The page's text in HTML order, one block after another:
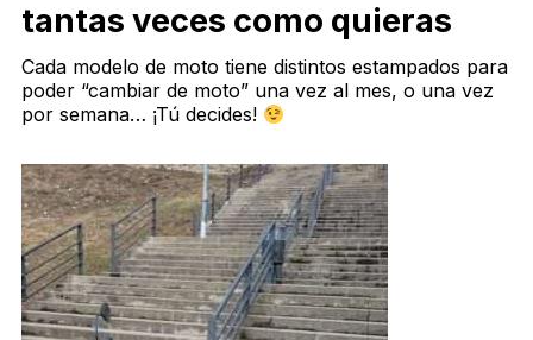
tantas veces como quieras
Cada modelo de moto tiene distintos estampados para
poder “cambiar de moto” una vez al mes, o una vez
por semana… ¡Tú decides!